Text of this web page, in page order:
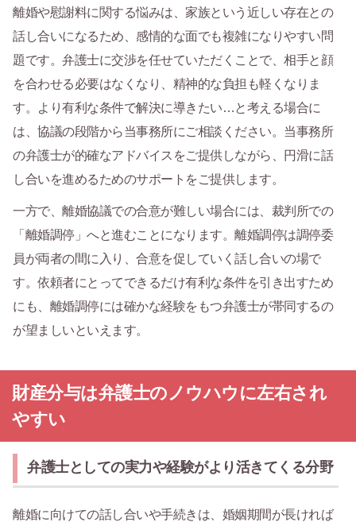
離婚や慰謝料に関する悩みは、家族という近しい存在との
話し合いになるため、感情的な面でも複雑になりやすい問
題です。弁護士に交渉を任せていただくことで、相手と顔
を合わせる必要はなくなり、精神的な負担も軽くなりま
す。より有利な条件で解決に導きたい…と考える場合に
は、協議の段階から当事務所にご相談ください。当事務所
の弁護士が的確なアドバイスをご提供しながら、円滑に話
し合いを進めるためのサポートをご提供します。
一方で、離婚協議での合意が難しい場合には、裁判所での
「離婚調停」へと進むことになります。離婚調停は調停委
員が両者の間に入り、合意を促していく話し合いの場で
す。依頼者にとってできるだけ有利な条件を引き出すため
にも、離婚調停には確かな経験をもつ弁護士が帯同するの
が望ましいといえます。
財産分与は弁護士のノウハウに左右され
やすい
弁護士としての実力や経験がより活きてくる分野
離婚に向けての話し合いや手続きは、婚姻期間が長ければ